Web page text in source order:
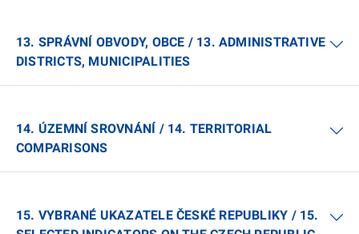
13. SPRÁVNÍ OBVODY, OBCE / 13. ADMINISTRATIVE
DISTRICTS, MUNICIPALITIES
14. ÚZEMNÍ SROVNÁNÍ / 14. TERRITORIAL
COMPARISONS
15. VYBRANÉ UKAZATELE ČESKÉ REPUBLIKY / 15.